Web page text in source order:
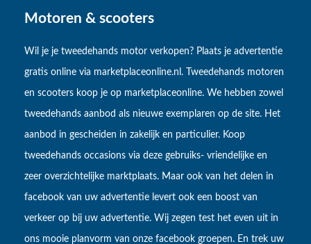
Motoren & scooters
Wil je je tweedehands motor verkopen? Plaats je advertentie
gratis online via marketplaceonline.nl. Tweedehands motoren
en scooters koop je op marketplaceonline. We hebben zowel
tweedehands aanbod als nieuwe exemplaren op de site. Het
aanbod in gescheiden in zakelijk en particulier. Koop
tweedehands occasions via deze gebruiks- vriendelijke en
zeer overzichtelijke marktplaats. Maar ook van het delen in
facebook van uw advertentie levert ook een boost van
verkeer op bij uw advertentie. Wij zegen test het even uit in
ons mooie planvorm van onze facebook groepen. En trek uw